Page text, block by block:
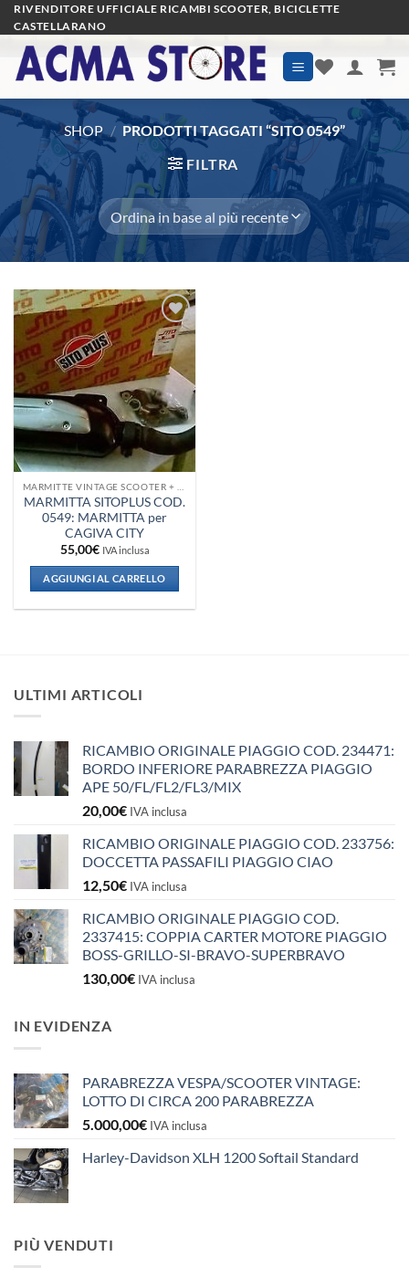
Salta
ai
contenuti
RIVENDITORE UFFICIALE RICAMBI SCOOTER, BICICLETTE
CASTELLARANO
SHOP / PRODOTTI TAGGATI “SITO 0549”
FILTRA
Aggiungi
alla lista
dei
desideri
MARMITTA SITOPLUS COD.
0549: MARMITTA per
CAGIVA CITY
55,00€ IVA inclusa
AGGIUNGI AL CARRELLO
ULTIMI ARTICOLI
RICAMBIO ORIGINALE PIAGGIO COD. 234471:
BORDO INFERIORE PARABREZZA PIAGGIO
APE 50/FL/FL2/FL3/MIX
20,00€ IVA inclusa
RICAMBIO ORIGINALE PIAGGIO COD. 233756:
DOCCETTA PASSAFILI PIAGGIO CIAO
12,50€ IVA inclusa
RICAMBIO ORIGINALE PIAGGIO COD.
2337415: COPPIA CARTER MOTORE PIAGGIO
BOSS-GRILLO-SI-BRAVO-SUPERBRAVO
130,00€ IVA inclusa
IN EVIDENZA
PARABREZZA VESPA/SCOOTER VINTAGE:
LOTTO DI CIRCA 200 PARABREZZA
5.000,00€ IVA inclusa
Harley-Davidson XLH 1200 Softail Standard
PIÙ VENDUTI